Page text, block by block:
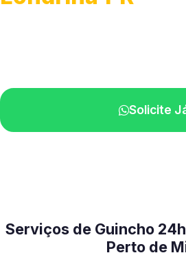
Solicite
Serviços de Guincho
Perto de